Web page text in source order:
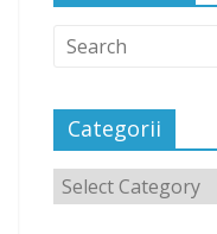
Categorii